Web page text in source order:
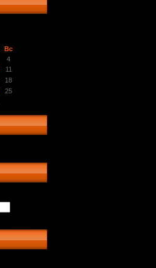
Вс
4
11
18
25